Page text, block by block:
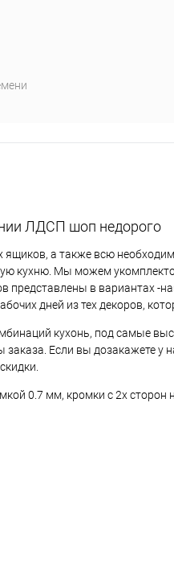
ЛДСП шоп недорого
а также всю
кухню. Мы можем
в вариантах -
дней из тех декоров,
кухонь, под самые
Если вы дозакажете у
0.7 мм, кромки с 2х сторон